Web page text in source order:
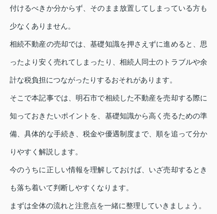
付けるべきか分からず、そのまま放置してしまっている方も
少なくありません。
相続不動産の売却では、基礎知識を押さえずに進めると、思
ったより安く売れてしまったり、相続人同士のトラブルや余
計な税負担につながったりするおそれがあります。
そこで本記事では、明石市で相続した不動産を売却する際に
知っておきたいポイントを、基礎知識から高く売るための準
備、具体的な手続き、税金や優遇制度まで、順を追って分か
りやすく解説します。
今のうちに正しい情報を理解しておけば、いざ売却するとき
も落ち着いて判断しやすくなります。
まずは全体の流れと注意点を一緒に整理していきましょう。